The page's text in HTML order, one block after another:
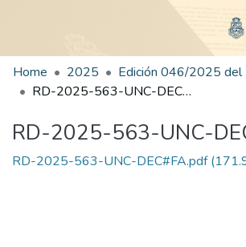
Home 2025
RD-2025-563-UNC-DEC#FA
RD-2025-563-UNC-
RD-2025-563-UNC-DEC#FA.pdf